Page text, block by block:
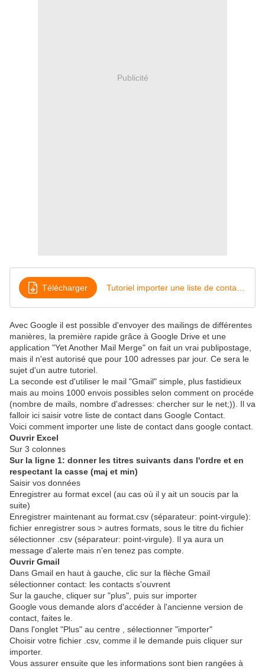
Publicité
Télécharger
Avec Google il est possible d'envoyer des mailings de différentes
manières, la première rapide grâce à Google Drive et une
application "Yet Another Mail Merge" on fait un vrai publipostage,
mais il n'est autorisé que pour 100 adresses par jour. Ce sera le
sujet d'un autre tutoriel.
La seconde est d'utiliser le mail "Gmail" simple, plus fastidieux
mais au moins 1000 envois possibles selon comment on procéde
(nombre de mails, nombre d'adresses: chercher sur le net;)). Il va
falloir ici saisir votre liste de contact dans Google Contact.
Voici comment importer une liste de contact dans google contact.
Ouvrir Excel
Sur 3 colonnes
Sur la ligne 1: donner les titres suivants dans l'ordre et en
respectant la casse (maj et min)
Saisir vos données
Enregistrer au format excel (au cas où il y ait un soucis par la
suite)
Enregistrer maintenant au format.csv (séparateur: point-virgule):
fichier enregistrer sous > autres formats, sous le titre du fichier
sélectionner .csv (séparateur: point-virgule). Il ya aura un
message d'alerte mais n'en tenez pas compte.
Ouvrir Gmail
Dans Gmail en haut à gauche, clic sur la flèche Gmail
sélectionner contact: les contacts s'ouvrent
Sur la gauche, cliquer sur "plus", puis sur importer
Google vous demande alors d'accéder à l'ancienne version de
contact, faites le.
Dans l'onglet "Plus" au centre , sélectionner "importer"
Choisir votre fichier .csv, comme il le demande puis cliquer sur
importer.
Vous assurer ensuite que les informations sont bien rangées à